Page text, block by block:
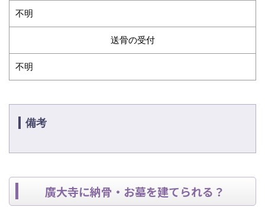
不明
送骨の受付
不明
備考
廣大寺に納骨・お墓を建てられる？